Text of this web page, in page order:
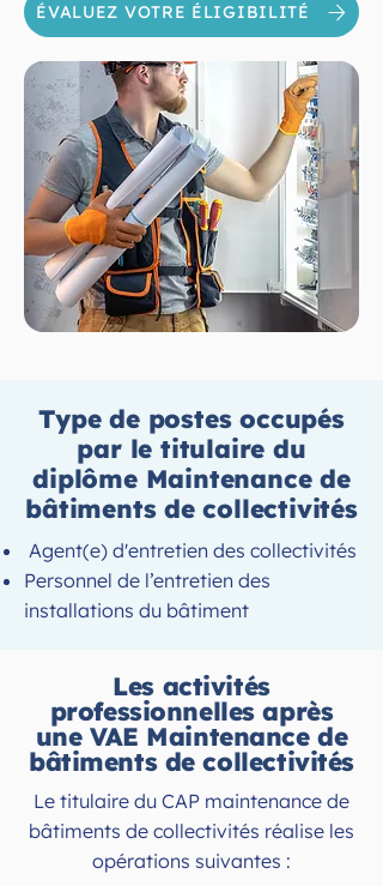
ÉVALUEZ VOTRE ÉLIGIBILITÉ
Type de postes occupés
par le titulaire du
diplôme Maintenance de
bâtiments de collectivités
Agent(e) d'entretien des collectivités
Personnel de l’entretien des
installations du bâtiment
Les activités
professionnelles après
une VAE Maintenance de
bâtiments de collectivités
Le titulaire du CAP maintenance de
bâtiments de collectivités réalise les
opérations suivantes :